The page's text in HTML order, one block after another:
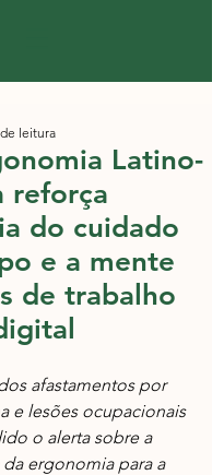
Latino-
reforça
do cuidado
e a mente
de trabalho
leitura
afastamentos por
e lesões ocupacionais
o alerta sobre a
ergonomia para a